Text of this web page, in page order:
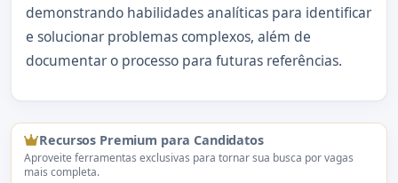
demonstrando habilidades analíticas para identificar
e solucionar problemas complexos, além de
documentar o processo para futuras referências.
Recursos Premium para Candidatos
Aproveite ferramentas exclusivas para tornar sua busca por vagas
mais completa.